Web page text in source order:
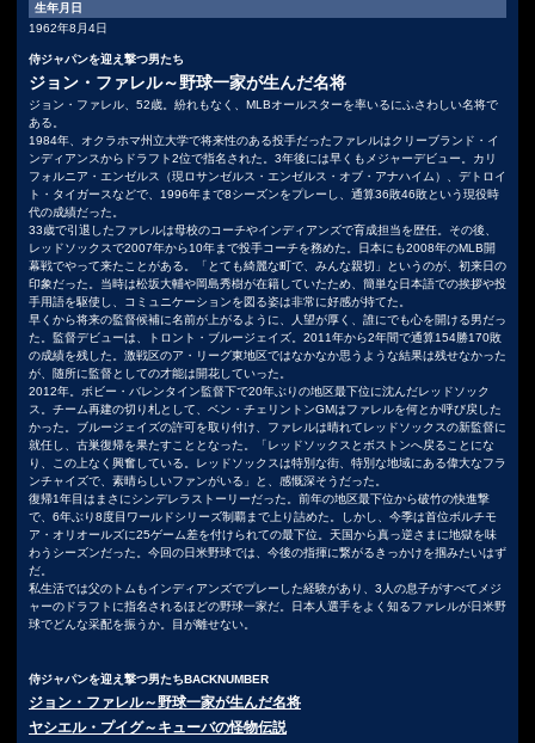
生年月日
1962年8月4日
侍ジャパンを迎え撃つ男たち
ジョン・ファレル～野球一家が生んだ名将
ジョン・ファレル、52歳。紛れもなく、MLBオールスターを率いるにふさわしい名将で
ある。
1984年、オクラホマ州立大学で将来性のある投手だったファレルはクリーブランド・イ
ンディアンスからドラフト2位で指名された。3年後には早くもメジャーデビュー。カリ
フォルニア・エンゼルス（現ロサンゼルス・エンゼルス・オブ・アナハイム）、デトロイ
ト・タイガースなどで、1996年まで8シーズンをプレーし、通算36敗46敗という現役時
代の成績だった。
33歳で引退したファレルは母校のコーチやインディアンズで育成担当を歴任。その後、
レッドソックスで2007年から10年まで投手コーチを務めた。日本にも2008年のMLB開
幕戦でやって来たことがある。「とても綺麗な町で、みんな親切」というのが、初来日の
印象だった。当時は松坂大輔や岡島秀樹が在籍していたため、簡単な日本語での挨拶や投
手用語を駆使し、コミュニケーションを図る姿は非常に好感が持てた。
早くから将来の監督候補に名前が上がるように、人望が厚く、誰にでも心を開ける男だっ
た。監督デビューは、トロント・ブルージェイズ。2011年から2年間で通算154勝170敗
の成績を残した。激戦区のア・リーグ東地区ではなかなか思うような結果は残せなかった
が、随所に監督としての才能は開花していった。
2012年。ボビー・バレンタイン監督下で20年ぶりの地区最下位に沈んだレッドソック
ス。チーム再建の切り札として、ベン・チェリントンGMはファレルを何とか呼び戻した
かった。ブルージェイズの許可を取り付け、ファレルは晴れてレッドソックスの新監督に
就任し、古巣復帰を果たすこととなった。「レッドソックスとボストンへ戻ることにな
り、この上なく興奮している。レッドソックスは特別な街、特別な地域にある偉大なフラ
ンチャイズで、素晴らしいファンがいる」と、感慨深そうだった。
復帰1年目はまさにシンデレラストーリーだった。前年の地区最下位から破竹の快進撃
で、6年ぶり8度目ワールドシリーズ制覇まで上り詰めた。しかし、今季は首位ボルチモ
ア・オリオールズに25ゲーム差を付けられての最下位。天国から真っ逆さまに地獄を味
わうシーズンだった。今回の日米野球では、今後の指揮に繋がるきっかけを掴みたいはず
だ。
私生活では父のトムもインディアンズでプレーした経験があり、3人の息子がすべてメジ
ャーのドラフトに指名されるほどの野球一家だ。日本人選手をよく知るファレルが日米野
球でどんな采配を振うか。目が離せない。
侍ジャパンを迎え撃つ男たちBACKNUMBER
ジョン・ファレル～野球一家が生んだ名将
ヤシエル・プイグ～キューバの怪物伝説